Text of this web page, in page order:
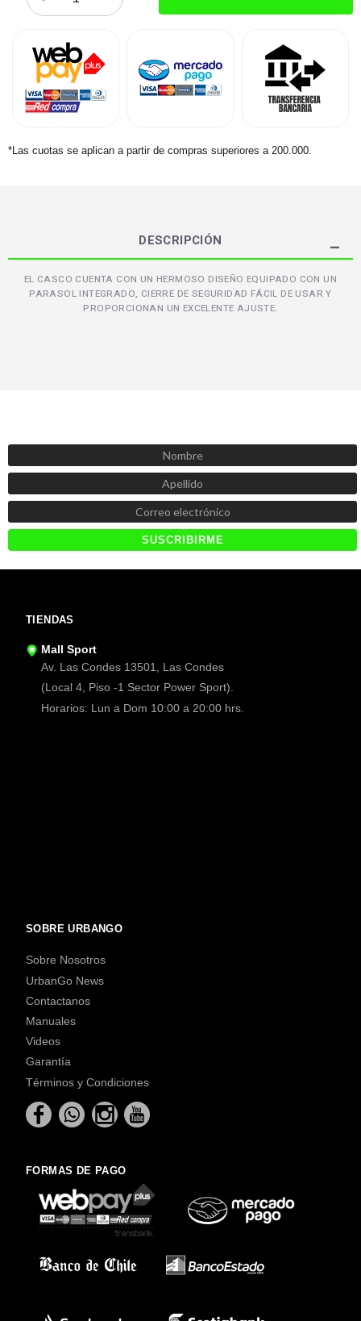
*Las cuotas se aplican a partir de compras superiores a 200.000.
DESCRIPCIÓN
EL CASCO CUENTA CON UN HERMOSO DISEÑO EQUIPADO CON UN
PARASOL INTEGRADO, CIERRE DE SEGURIDAD FÁCIL DE USAR Y
PROPORCIONAN UN EXCELENTE AJUSTE.
TIENDAS
Mall Sport
Av. Las Condes 13501, Las Condes
(Local 4, Piso -1 Sector Power Sport).
Horarios: Lun a Dom 10:00 a 20:00 hrs.
SOBRE URBANGO
Sobre Nosotros
UrbanGo News
Contactanos
Manuales
Videos
Garantía
Términos y Condiciones
FORMAS DE PAGO